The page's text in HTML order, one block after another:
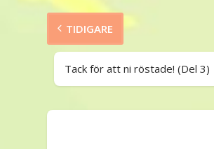
TIDIGARE
Tack för att ni röstade! (Del 3)